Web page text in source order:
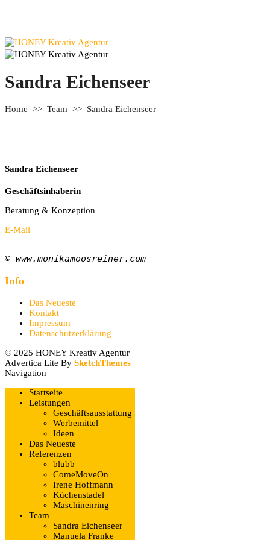
Sandra Eichenseer
Home >> Team >> Sandra Eichenseer
Sandra Eichenseer
Geschäftsinhaberin
Beratung & Konzeption
E-Mail
© www.monikamoosreiner.com
Info
Das Neueste
Kontakt
Impressum
Datenschutzerklärung
© 2025 HONEY Kreativ Agentur
Advertica Lite By SketchThemes
Navigation
Startseite
Leistungen
Geschäftsausstattung
Werbemittel
Ideen
Das Neueste
Referenzen
blubb
ComeMoveOn
Irene Hoffmann
Küchenstadel
Maschinenring
Team
Sandra Eichenseer
Manuela Franke